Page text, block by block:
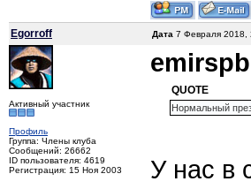
Egorroff Дата 7 Февраля 2018,
Активный участник
Профиль
Группа: Члены клуба
Сообщений: 26662
ID пользователя: 4619
Регистрация: 15 Ноя 2003
emirspb
QUOTE
Нормальный
У нас в